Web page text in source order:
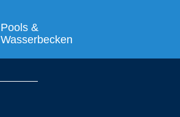
Pools &
Wasserbecken